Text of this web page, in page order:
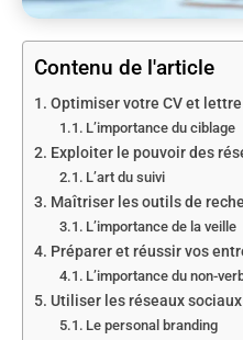
Contenu de l'article
Optimiser votre CV et
L’importance du ciblage
Exploiter le pouvoir des
L’art du suivi
Maîtriser les outils de
L’importance de la veille
Préparer et réussir vos
L’importance du non-
Utiliser les réseaux
Le personal branding